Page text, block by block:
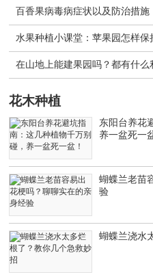
百香果病毒病症状以及防治措施
水果种植小课堂：苹果园怎样保
在山地上能建果园吗？都有什么
花木种植
东阳台养花
养一盆死一
蝴蝶兰老苗
验
蝴蝶兰浇水